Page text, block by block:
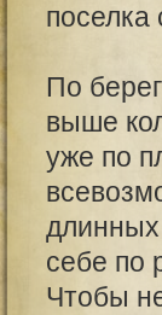
поселка
По
выше
уже по
длинных
себе по
Чтобы